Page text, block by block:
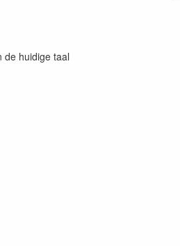
de huidige taal